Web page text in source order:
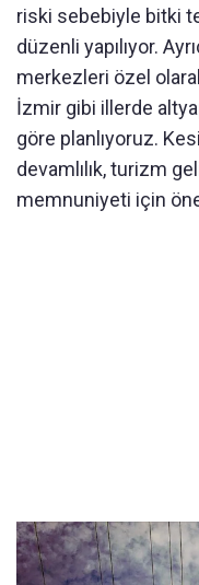
riski sebebiyle bitki
düzenli yapılıyor.
merkezleri özel
İzmir gibi illerde
göre planlıyoruz.
devamlılık, turizm
memnuniyeti için